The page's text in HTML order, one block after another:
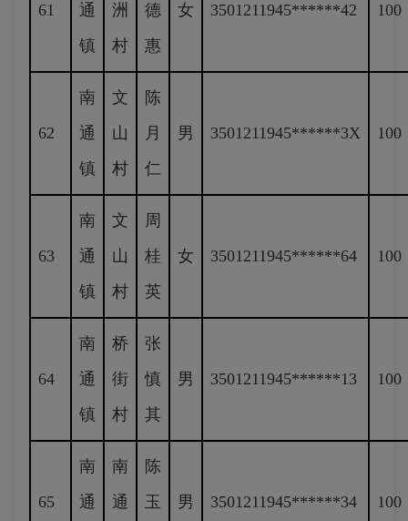
61
通
镇
洲
村
德
惠
女 3501211945******42 100
62
南
通
镇
文
山
村
陈
月
仁
男 3501211945******3X 100
63
南
通
镇
文
山
村
周
桂
英
女 3501211945******64 100
64
南
通
镇
桥
街
村
张
慎
其
男 3501211945******13 100
65
南
通
南
通
陈
玉
男 3501211945******34 100